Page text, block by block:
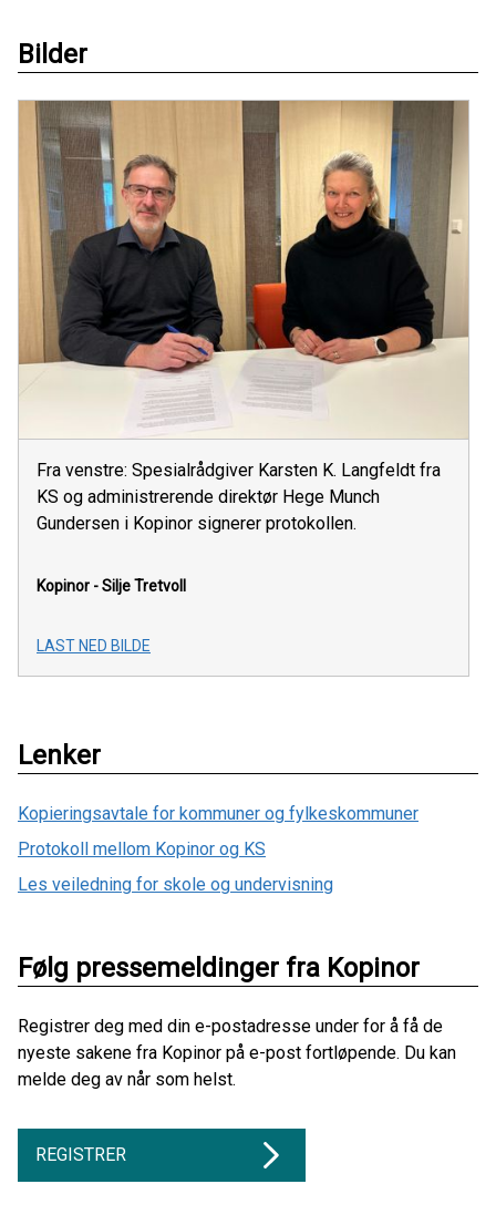
Bilder
Fra venstre: Spesialrådgiver Karsten K. Langfeldt fra
KS og administrerende direktør Hege Munch
Gundersen i Kopinor signerer protokollen.
Kopinor - Silje Tretvoll
LAST NED BILDE
Lenker
Kopieringsavtale for kommuner og fylkeskommuner
Protokoll mellom Kopinor og KS
Les veiledning for skole og undervisning
Følg pressemeldinger fra Kopinor
Registrer deg med din e-postadresse under for å få de
nyeste sakene fra Kopinor på e-post fortløpende. Du kan
melde deg av når som helst.
REGISTRER